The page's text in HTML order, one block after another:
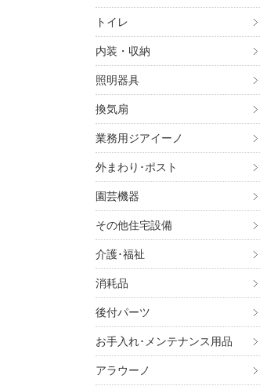
トイレ
内装・収納
照明器具
換気扇
業務用ジアイーノ
外まわり･ポスト
園芸機器
その他住宅設備
介護･福祉
消耗品
後付パーツ
お手入れ･メンテナンス用品
アラウーノ